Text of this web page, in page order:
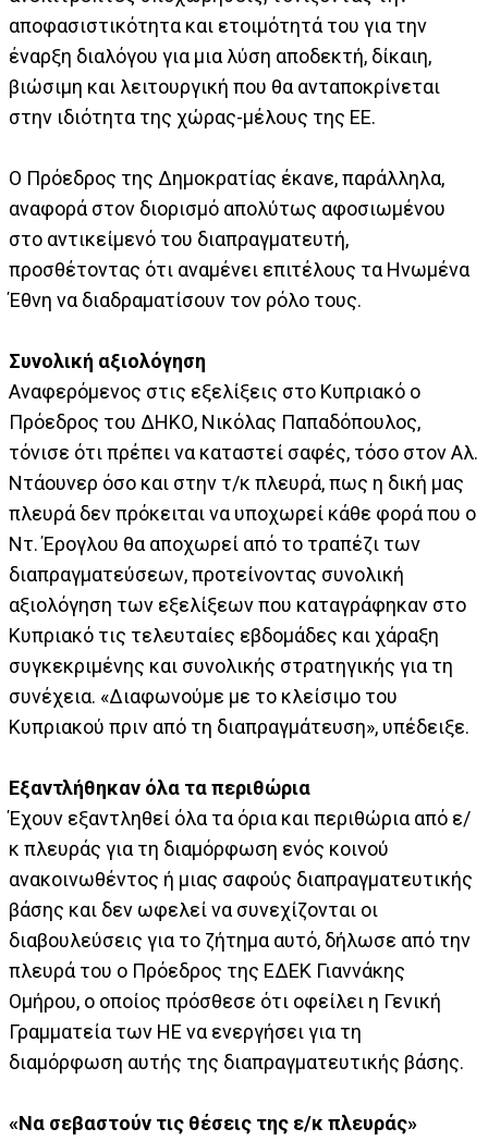
αποφασιστικότητα και ετοιμότητά του για την
έναρξη διαλόγου για μια λύση αποδεκτή, δίκαιη,
βιώσιμη και λειτουργική που θα ανταποκρίνεται
στην ιδιότητα της χώρας-μέλους της ΕΕ.
Ο Πρόεδρος της Δημοκρατίας έκανε, παράλληλα,
αναφορά στον διορισμό απολύτως αφοσιωμένου
στο αντικείμενό του διαπραγματευτή,
προσθέτοντας ότι αναμένει επιτέλους τα Ηνωμένα
Έθνη να διαδραματίσουν τον ρόλο τους.
Συνολική αξιολόγηση
Αναφερόμενος στις εξελίξεις στο Κυπριακό ο
Πρόεδρος του ΔΗΚΟ, Νικόλας Παπαδόπουλος,
τόνισε ότι πρέπει να καταστεί σαφές, τόσο στον Αλ.
Ντάουνερ όσο και στην τ/κ πλευρά, πως η δική μας
πλευρά δεν πρόκειται να υποχωρεί κάθε φορά που ο
Ντ. Έρογλου θα αποχωρεί από το τραπέζι των
διαπραγματεύσεων, προτείνοντας συνολική
αξιολόγηση των εξελίξεων που καταγράφηκαν στο
Κυπριακό τις τελευταίες εβδομάδες και χάραξη
συγκεκριμένης και συνολικής στρατηγικής για τη
συνέχεια. «Διαφωνούμε με το κλείσιμο του
Κυπριακού πριν από τη διαπραγμάτευση», υπέδειξε.
Εξαντλήθηκαν όλα τα περιθώρια
Έχουν εξαντληθεί όλα τα όρια και περιθώρια από ε/
κ πλευράς για τη διαμόρφωση ενός κοινού
ανακοινωθέντος ή μιας σαφούς διαπραγματευτικής
βάσης και δεν ωφελεί να συνεχίζονται οι
διαβουλεύσεις για το ζήτημα αυτό, δήλωσε από την
πλευρά του ο Πρόεδρος της ΕΔΕΚ Γιαννάκης
Ομήρου, ο οποίος πρόσθεσε ότι οφείλει η Γενική
Γραμματεία των ΗΕ να ενεργήσει για τη
διαμόρφωση αυτής της διαπραγματευτικής βάσης.
«Να σεβαστούν τις θέσεις της ε/κ πλευράς»